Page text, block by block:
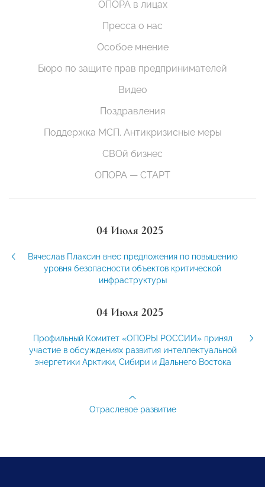
ОПОРА в лицах
Пресса о нас
Особое мнение
Бюро по защите прав предпринимателей
Видео
Поздравления
Поддержка МСП. Антикризисные меры
СВОй бизнес
ОПОРА — СТАРТ
04 Июля 2025
Вячеслав Плаксин внес предложения по повышению
уровня безопасности объектов критической
инфраструктуры
04 Июля 2025
Профильный Комитет «ОПОРЫ РОССИИ» принял
участие в обсуждениях развития интеллектуальной
энергетики Арктики, Сибири и Дальнего Востока
Отраслевое развитие